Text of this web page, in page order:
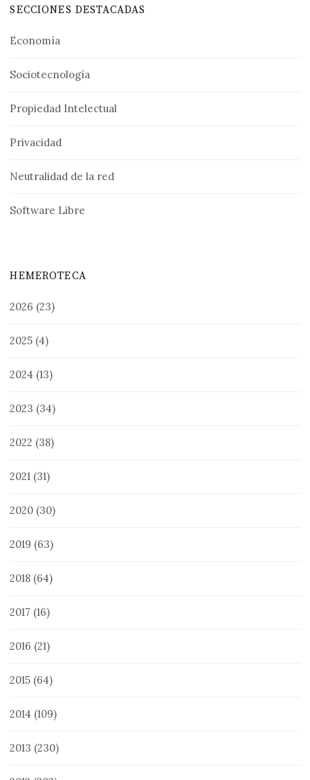
SECCIONES DESTACADAS
Economía
Sociotecnología
Propiedad Intelectual
Privacidad
Neutralidad de la red
Software Libre
HEMEROTECA
2026 (23)
2025 (4)
2024 (13)
2023 (34)
2022 (38)
2021 (31)
2020 (30)
2019 (63)
2018 (64)
2017 (16)
2016 (21)
2015 (64)
2014 (109)
2013 (230)